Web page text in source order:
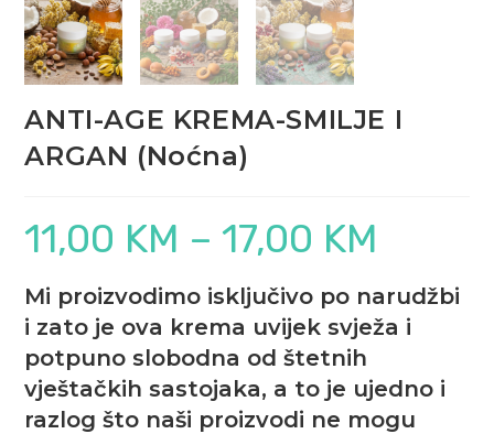
ANTI-AGE KREMA-SMILJE I
ARGAN (Noćna)
11,00 KM – 17,00 KM
17,00 KM
Mi proizvodimo isključivo po narudžbi
i zato je ova krema uvijek svježa i
potpuno slobodna od štetnih
vještačkih sastojaka, a to je ujedno i
razlog što naši proizvodi ne mogu